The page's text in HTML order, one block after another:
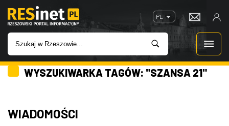
PL
WIADOMOŚCI
INWESTYCJE
WYSZUKIWARKA TAGÓW: "SZANSA 21"
WIADOMOŚCI